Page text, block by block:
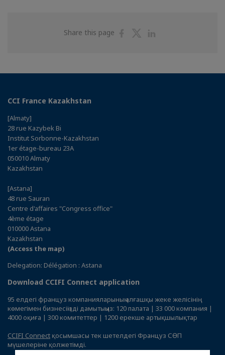
Share this page
ShareShare
CCI France Kazakhstan
[Almaty]
28 rue Kazybek Bi
Institut Sorbonne-Kazakhstan
1er étage-bureau 23A
050010 Almaty
Kazakhstan
[Astana]
48 rue Sauran
Centre d'affaires "Congress office"
4ème étage
010000 Astana
Kazakhstan
(Access the map)
Delegation: Délégation : Astana
Download CCIFI Connect application
95 елдегі француз компанияларының алғашқы жеке желісінің
көмегімен бизнесіңізді дамытыңыз: 120 палата | 33 000 компания |
4000 оқиға | 300 комитеттер | 1200 ерекше артықшылықтар
CCIFI Connect қосымшасы тек шетелдегі Француз СӨП
мүшелеріне қолжетімді.